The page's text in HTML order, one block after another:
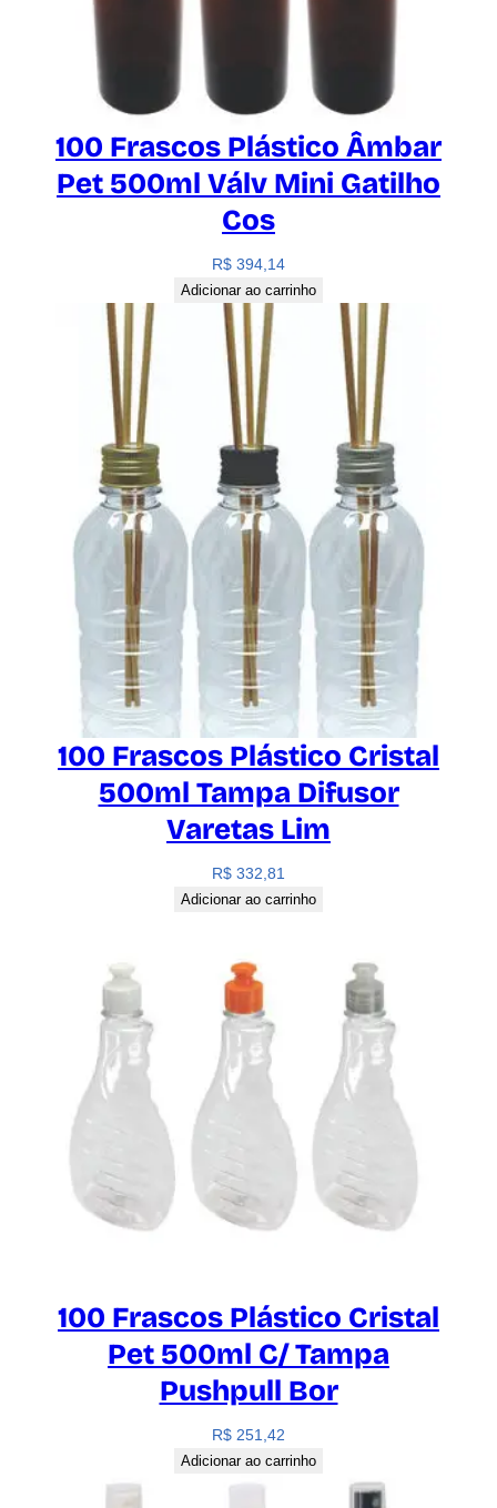
100 Frascos Plástico Âmbar
Pet 500ml Válv Mini Gatilho
Cos
R$ 394,14
Adicionar ao carrinho
100 Frascos Plástico Cristal
500ml Tampa Difusor
Varetas Lim
R$ 332,81
Adicionar ao carrinho
100 Frascos Plástico Cristal
Pet 500ml C/ Tampa
Pushpull Bor
R$ 251,42
Adicionar ao carrinho